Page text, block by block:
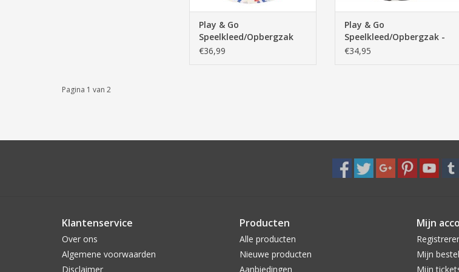
Play & Go
Speelkleed/Opbergzak
Design - Superhero -
€36,99
Play & Go
Speelkleed/Opbergzak -
Football - 140cm
€34,95
Pagina 1 van 2
Klantenservice
Over ons
Algemene voorwaarden
Disclaimer
Producten
Alle producten
Nieuwe producten
Aanbiedingen
Mijn
Mijn
Mijn